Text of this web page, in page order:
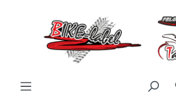
Zum Hauptinhalt springen